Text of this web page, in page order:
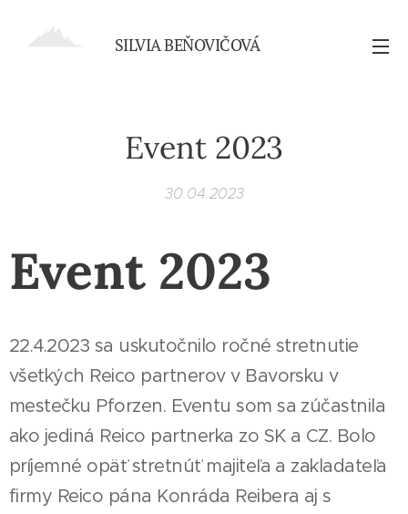
SILVIA BEŇOVIČOVÁ
Event 2023
30.04.2023
Event 2023
22.4.2023 sa uskutočnilo ročné stretnutie
všetkých Reico partnerov v Bavorsku v
mestečku Pforzen. Eventu som sa zúčastnila
ako jediná Reico partnerka zo SK a CZ. Bolo
príjemné opäť stretnúť majiteľa a zakladateľa
firmy Reico pána Konráda Reibera aj s